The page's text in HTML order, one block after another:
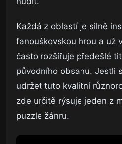
Každá z oblastí je silně
fanouškovskou hrou a už
často rozšiřuje předešlé
původního obsahu. Jestli
udržet tuto kvalitní
zde určitě rýsuje jeden z
puzzle žánru.